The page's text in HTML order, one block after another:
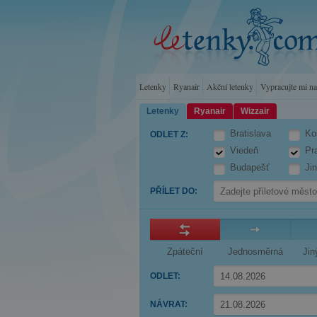
Letenky
Ryanair Akční letenky Vypracujte mi
Letenky Ryanair Wizzair
ODLET Z:
Bratislava
Viedeň
Budapešť
PŘÍLET DO:
Zpáteční Jednosměrná
ODLET:
NÁVRAT:
the